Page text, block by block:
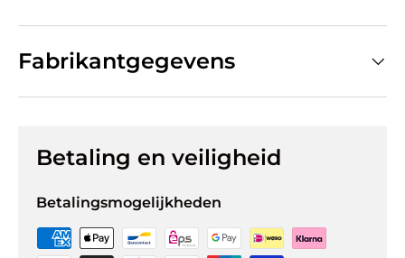
Fabrikantgegevens
Betaling en veiligheid
Betalingsmogelijkheden